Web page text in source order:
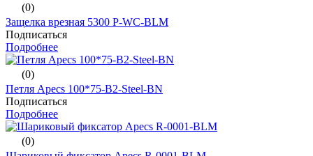
(0)
Защелка врезная 5300 P-WC-BLM
Подписаться
Подробнее
(0)
Петля Apecs 100*75-B2-Steel-BN
Подписаться
Подробнее
(0)